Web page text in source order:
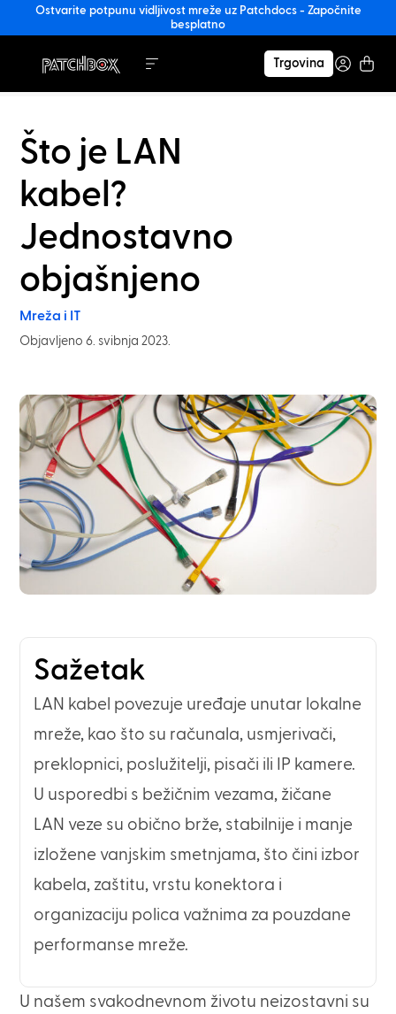
Ostvarite potpunu vidljivost mreže uz Patchdocs - Započnite
besplatno
Trgovina
Što je LAN
kabel?
Jednostavno
objašnjeno
Mreža i IT
Objavljeno 6. svibnja 2023.
Sažetak
LAN kabel povezuje uređaje unutar lokalne
mreže, kao što su računala, usmjerivači,
preklopnici, poslužitelji, pisači ili IP kamere.
U usporedbi s bežičnim vezama, žičane
LAN veze su obično brže, stabilnije i manje
izložene vanjskim smetnjama, što čini izbor
kabela, zaštitu, vrstu konektora i
organizaciju polica važnima za pouzdane
performanse mreže.
U našem svakodnevnom životu neizostavni su